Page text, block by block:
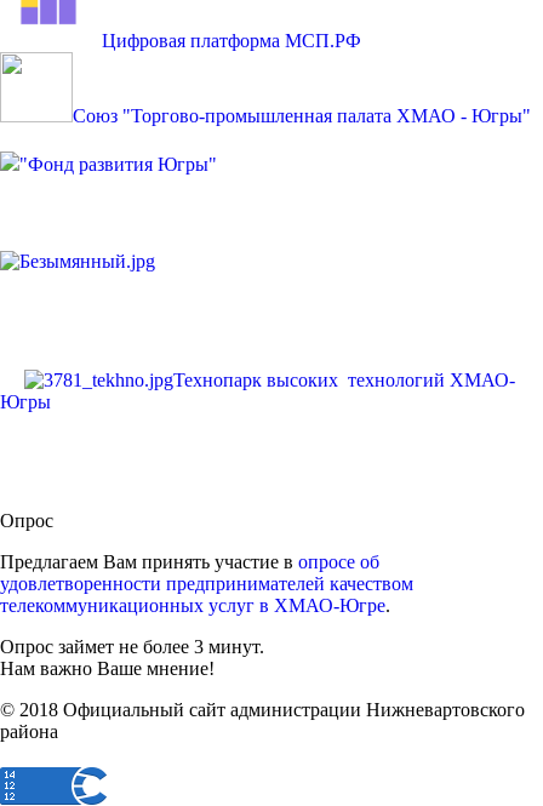
Цифровая платформа МСП.РФ
Союз "Торгово-промышленная палата ХМАО - Югры"
"Фонд развития Югры"
Технопарк высоких технологий ХМАО-
Югры
Опрос
Предлагаем Вам принять участие в опросе об
удовлетворенности предпринимателей качеством
телекоммуникационных услуг в ХМАО-Югре.
Опрос займет не более 3 минут.
Нам важно Ваше мнение!
© 2018 Официальный сайт администрации Нижневартовского
района